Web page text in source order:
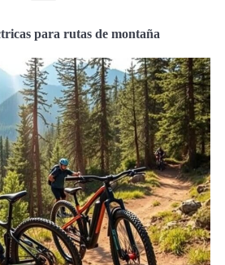
para rutas de montaña